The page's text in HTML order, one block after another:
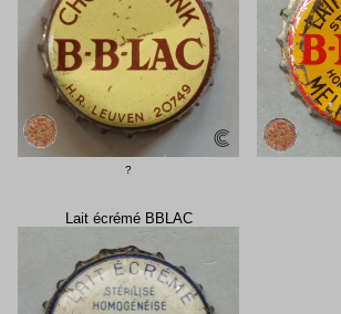
?
Lait écrémé BBLAC